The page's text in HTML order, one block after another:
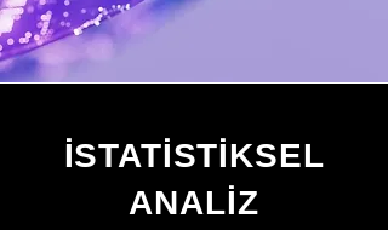
İSTATİSTİKSEL
ANALİZ